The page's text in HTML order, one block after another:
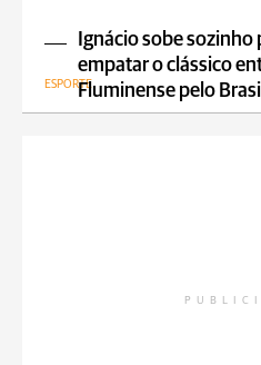
Ignácio sobe sozinho
empatar o clássico
Fluminense pelo
ESPORTE